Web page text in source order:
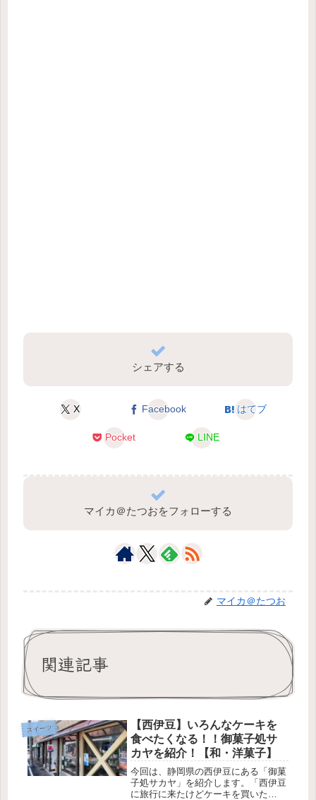
シェアする
X Facebook はてブ
Pocket LINE
マイカ＠たつおをフォローする
マイカ＠たつお
関連記事
スイーツ
【西伊豆】いろんなケーキを
食べたくなる！！御菓子処サ
カヤを紹介！【和・洋菓子】
今回は、静岡県の西伊豆にある「御菓
子処サカヤ」を紹介します。「西伊豆
に旅行に来たけどケーキを買いた